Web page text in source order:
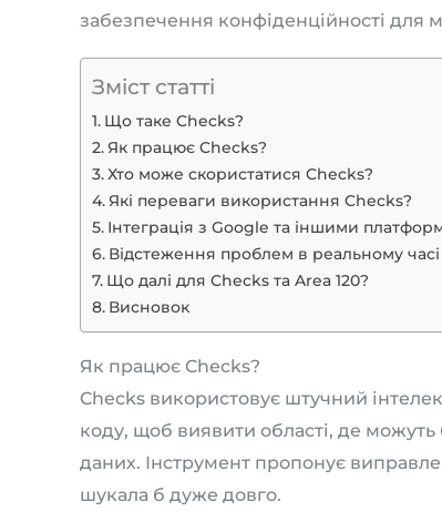
забезпечення конфіденційності для
Зміст статті
Що таке Checks?
Як працює Checks?
Хто може скористатися Checks?
Які переваги використання Checks?
Інтеграція з Google та іншими
Відстеження проблем в реальному часі
Що далі для Checks та Area 120?
Висновок
Як працює Checks?
Checks використовує штучний
коду, щоб виявити області, де
даних. Інструмент пропонує
шукала б дуже довго.